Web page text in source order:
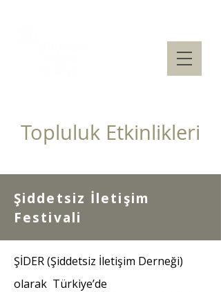
Topluluk Etkinlikleri
Şiddetsiz İletişim
Festivali
ŞİDER (Şiddetsiz İletişim Derneği)
olarak Türkiye’de